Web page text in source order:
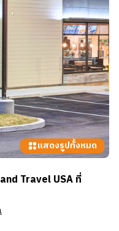
แสดงรูปทั้งหมด
Travel USA ที่